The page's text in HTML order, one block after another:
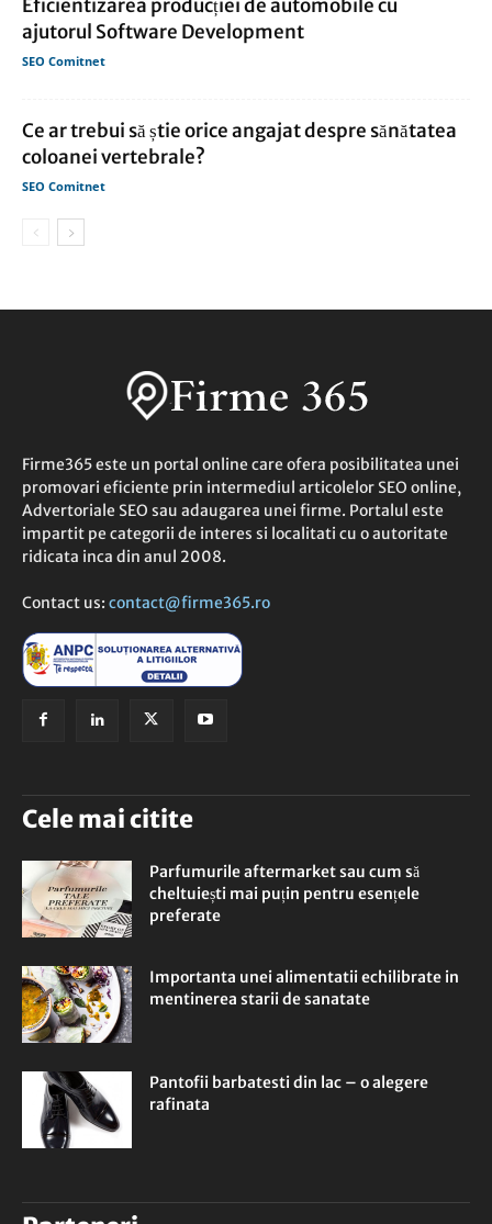
Eficientizarea producției de automobile cu
ajutorul Software Development
SEO Comitnet
Ce ar trebui să știe orice angajat despre sănătatea
coloanei vertebrale?
SEO Comitnet
Firme365 este un portal online care ofera posibilitatea unei
promovari eficiente prin intermediul articolelor SEO online,
Advertoriale SEO sau adaugarea unei firme. Portalul este
impartit pe categorii de interes si localitati cu o autoritate
ridicata inca din anul 2008.
Contact us: contact@firme365.ro
Cele mai citite
Parfumurile aftermarket sau cum să
cheltuiești mai puțin pentru esențele
preferate
Importanta unei alimentatii echilibrate in
mentinerea starii de sanatate
Pantofii barbatesti din lac – o alegere
rafinata